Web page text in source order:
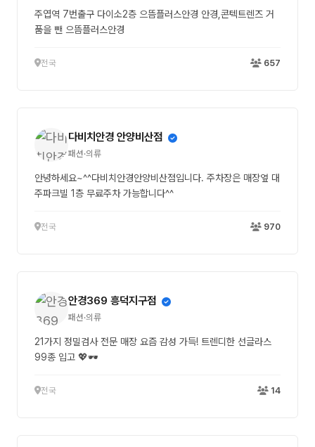
주엽역 7번출구 다이소2층 으뜸플러스안경 안경,콘텍트렌즈 거
품을 뺀 으뜸플러스안경
전국 657
다비치안경 안양비산점
패션·의류
안녕하세요~^^다비치안경안양비산점입니다. 주차장은 매장옆 대
주파크빌 1층 무료주차 가능합니다^^
전국 970
안경369 흥덕지구점
패션·의류
21가지 정밀검사 전문 매장 요즘 감성 가득! 트렌디한 선글라스
99종 입고 💖🕶️
전국 14